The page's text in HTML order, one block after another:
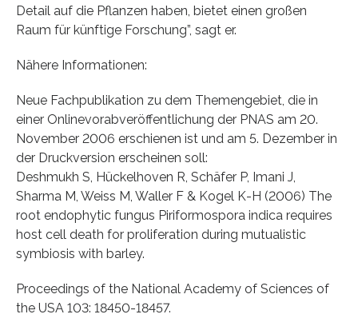
Detail auf die Pflanzen haben, bietet einen großen
Raum für künftige Forschung”, sagt er.
Nähere Informationen:
Neue Fachpublikation zu dem Themengebiet, die in
einer Onlinevorabveröffentlichung der PNAS am 20.
November 2006 erschienen ist und am 5. Dezember in
der Druckversion erscheinen soll:
Deshmukh S, Hückelhoven R, Schäfer P, Imani J,
Sharma M, Weiss M, Waller F & Kogel K-H (2006) The
root endophytic fungus Piriformospora indica requires
host cell death for proliferation during mutualistic
symbiosis with barley.
Proceedings of the National Academy of Sciences of
the USA 103: 18450-18457.